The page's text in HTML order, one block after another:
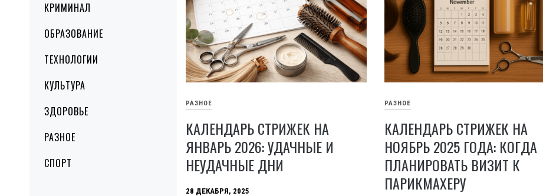
КРИМИНАЛ
ОБРАЗОВАНИЕ
ТЕХНОЛОГИИ
КУЛЬТУРА
ЗДОРОВЬЕ
РАЗНОЕ
СПОРТ
РАЗНОЕ
КАЛЕНДАРЬ СТРИЖЕК НА
ЯНВАРЬ 2026: УДАЧНЫЕ И
НЕУДАЧНЫЕ ДНИ
28 ДЕКАБРЯ, 2025
РАЗНОЕ
КАЛЕНДАРЬ СТРИЖЕК НА
НОЯБРЬ 2025 ГОДА: КОГДА
ПЛАНИРОВАТЬ ВИЗИТ К
ПАРИКМАХЕРУ